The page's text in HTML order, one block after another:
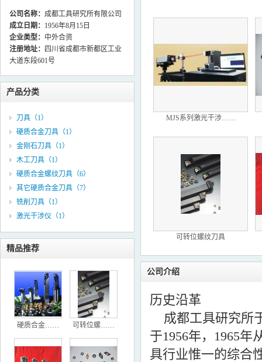
公司名称： 成都工具研究所有限公司
成立日期： 1956年8月15日
企业类型： 中外合资
注册地址：
四川省成都市新都区工业
大道东段601号
产品分类
刀具（1）
硬质合金刀具（1）
金刚石刀具（1）
木工刀具（1）
硬质合金螺纹刀具（6）
其它硬质合金刀具（7）
铣削刀具（1）
激光干涉仪（1）
精品推荐
硬质合金…… 可转位螺……
MJS系列激光干涉……
可转位螺纹刀具
公司介绍
历史沿革
成都工具研究所
于1956年，1965
具行业惟一的综合